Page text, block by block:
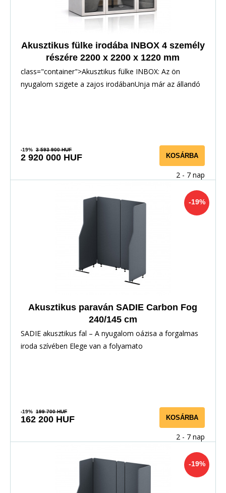
Akusztikus fülke irodába INBOX 4 személy
részére 2200 x 2200 x 1220 mm
class="container">Akusztikus fülke INBOX: Az ön
nyugalom szigete a zajos irodábanUnja már az állandó
-19% 3 593 900 HUF
2 920 000 HUF KOSÁRBA
2 - 7 nap
-19%
Akusztikus paraván SADIE Carbon Fog
240/145 cm
SADIE akusztikus fal – A nyugalom oázisa a forgalmas
iroda szívében Elege van a folyamato
-19% 199 700 HUF
162 200 HUF KOSÁRBA
2 - 7 nap
-19%